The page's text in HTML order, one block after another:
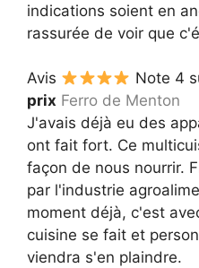
indications soient en
rassurée de voir que
Avis Note 4
prix Ferro de Menton
J'avais déjà eu des
ont fait fort. Ce
façon de nous nourrir.
par l'industrie
moment déjà, c'est
cuisine se fait et
viendra s'en plaindre.